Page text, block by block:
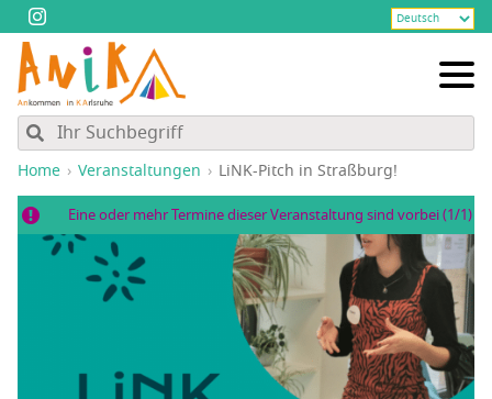
Home Veranstaltungen LiNK-Pitch in Straßburg!
Eine oder mehr Termine dieser Veranstaltung sind vorbei (1/1)